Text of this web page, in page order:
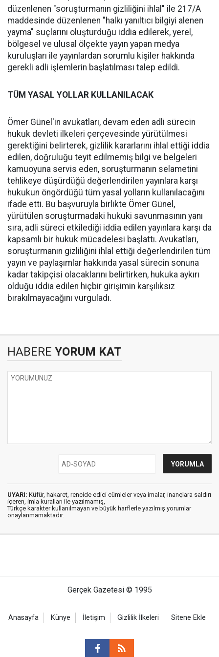
düzenlenen "soruşturmanın gizliliğini ihlal" ile 217/A
maddesinde düzenlenen "halkı yanıltıcı bilgiyi alenen
yayma" suçlarını oluşturduğu iddia edilerek, yerel,
bölgesel ve ulusal ölçekte yayın yapan medya
kuruluşları ile yayınlardan sorumlu kişiler hakkında
gerekli adli işlemlerin başlatılması talep edildi.
TÜM YASAL YOLLAR KULLANILACAK
Ömer Günel'in avukatları, devam eden adli sürecin
hukuk devleti ilkeleri çerçevesinde yürütülmesi
gerektiğini belirterek, gizlilik kararlarını ihlal ettiği iddia
edilen, doğruluğu teyit edilmemiş bilgi ve belgeleri
kamuoyuna servis eden, soruşturmanın selametini
tehlikeye düşürdüğü değerlendirilen yayınlara karşı
hukukun öngördüğü tüm yasal yolların kullanılacağını
ifade etti. Bu başvuruyla birlikte Ömer Günel,
yürütülen soruşturmadaki hukuki savunmasının yanı
sıra, adli süreci etkilediği iddia edilen yayınlara karşı da
kapsamlı bir hukuk mücadelesi başlattı. Avukatları,
soruşturmanın gizliliğini ihlal ettiği değerlendirilen tüm
yayın ve paylaşımlar hakkında yasal sürecin sonuna
kadar takipçisi olacaklarını belirtirken, hukuka aykırı
olduğu iddia edilen hiçbir girişimin karşılıksız
bırakılmayacağını vurguladı.
HABERE YORUM KAT
UYARI: Küfür, hakaret, rencide edici cümleler veya imalar, inançlara saldırı
içeren, imla kuralları ile yazılmamış,
Türkçe karakter kullanılmayan ve büyük harflerle yazılmış yorumlar
onaylanmamaktadır.
Gerçek Gazetesi © 1995
Anasayfa Künye İletişim Gizlilik İlkeleri Sitene Ekle